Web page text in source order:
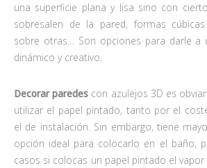
una superficie plana y lisa sino con cierto
sobresalen de la pared, formas
sobre otras… Son opciones para darle a
dinámico y creativo.
Decorar paredes con azulejos 3D es
utilizar el papel pintado, tanto por el
el de instalación. Sin embargo, tiene
opción ideal para colocarlo en el baño,
casos si colocas un papel pintado el